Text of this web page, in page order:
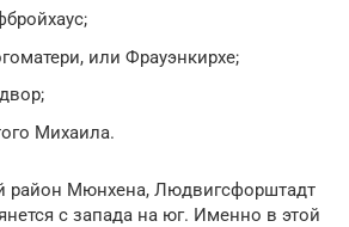
или Фрауэнкирхе;
Михаила.
район Мюнхена, Людвигсфорштадт
с запада на юг. Именно в этой